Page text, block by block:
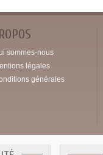
sommes-nous
légales
générales